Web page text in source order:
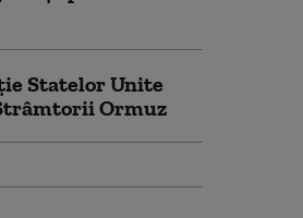
Statelor Unite
Ormuz